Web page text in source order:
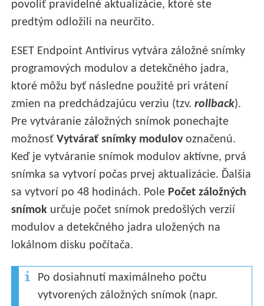
povoliť pravidelné aktualizácie, ktoré ste
predtým odložili na neurčito.
ESET Endpoint Antivirus vytvára záložné snímky
programových modulov a detekčného jadra,
ktoré môžu byť následne použité pri vrátení
zmien na predchádzajúcu verziu (tzv.rollback).
Pre vytváranie záložných snímok ponechajte
možnosťVytvárať snímky modulovoznačenú.
Keď je vytváranie snímok modulov aktívne, prvá
snímka sa vytvorí počas prvej aktualizácie. Ďalšia
sa vytvorí po 48 hodinách. Pole Počet záložných
snímok určuje počet snímok predošlých verzií
modulov a detekčného jadra uložených na
lokálnom disku počítača.
Po dosiahnutí maximálneho počtu
vytvorených záložných snímok (napr.